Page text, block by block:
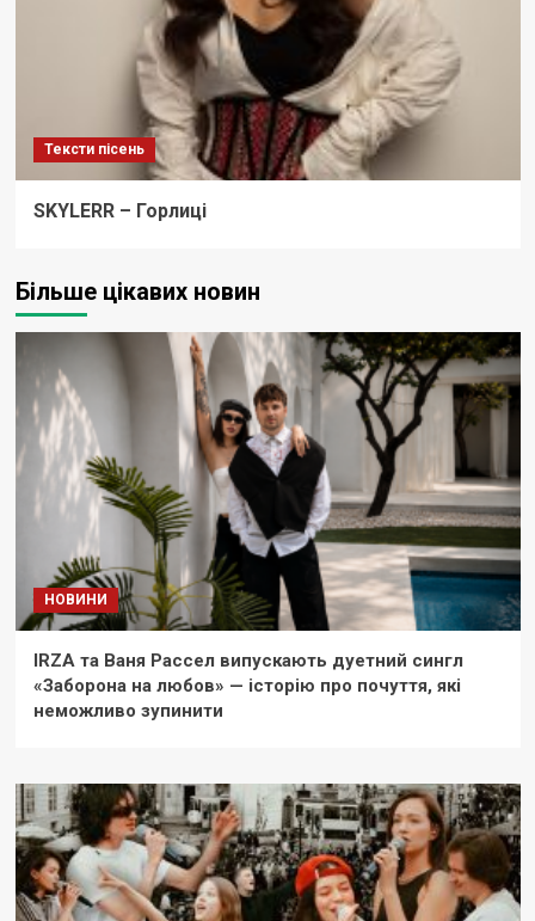
Тексти пісень
SKYLERR – Горлиці
Більше цікавих новин
НОВИНИ
IRZA та Ваня Рассел випускають дуетний сингл
«Заборона на любов» — історію про почуття, які
неможливо зупинити